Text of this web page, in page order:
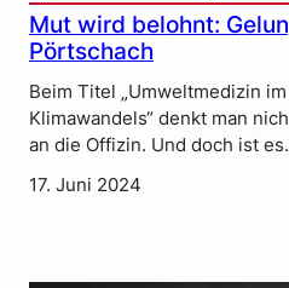
Mut wird belohnt:
Pörtschach
Beim Titel „Umweltmedizin
Klimawandels“ denkt man
an die Offizin. Und doch ist
17. Juni 2024